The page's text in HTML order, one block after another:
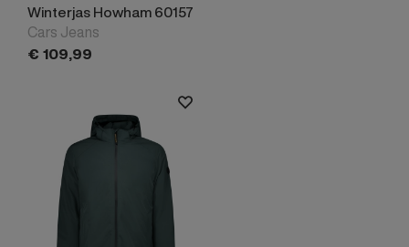
Winterjas Howham 60157
Cars Jeans
€ 109,99